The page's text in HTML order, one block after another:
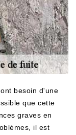
besoin d'une
que cette
graves en
il est